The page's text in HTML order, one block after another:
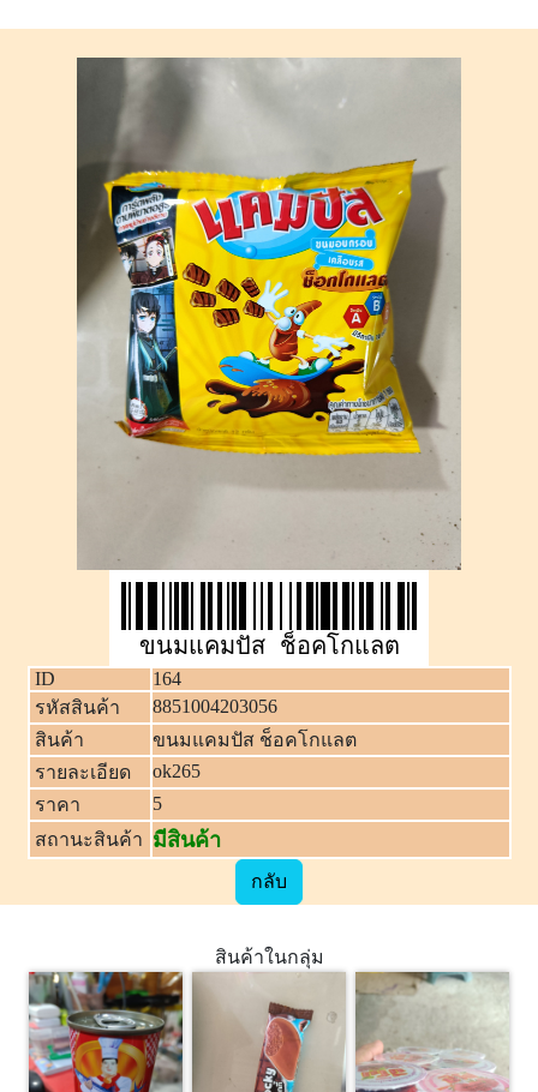
ขนมแคมปัส ช็อคโกแลต
ID
164
รหัสสินค้า
8851004203056
สินค้า
ขนมแคมปัส ช็อคโกแลต
รายละเอียด
ok265
ราคา
5
สถานะสินค้า มีสินค้า
กลับ
สินค้าในกลุ่ม